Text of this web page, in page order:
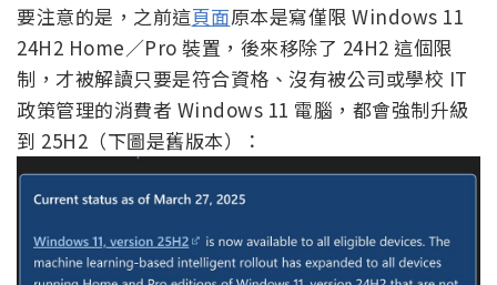
要注意的是，之前這頁面原本是寫僅限 Windows 11
24H2 Home／Pro 裝置，後來移除了 24H2 這個限
制，才被解讀只要是符合資格、沒有被公司或學校 IT
政策管理的消費者 Windows 11 電腦，都會強制升級
到 25H2（下圖是舊版本）：